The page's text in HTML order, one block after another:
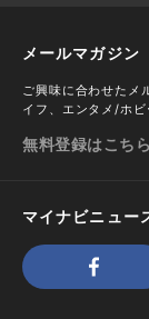
メールマガジン
ご興味に合わせたメ
イフ、エンタメ/ホビ
無料登録はこちら
マイナビニュー